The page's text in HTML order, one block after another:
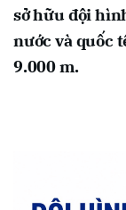
sở hữu đội
nước và quốc
9.000 m.